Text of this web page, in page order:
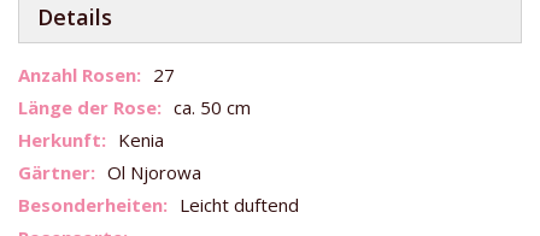
Details
Weitere
Informationen
27
ca. 50 cm
Kenia
Ol Njorowa
Leicht duftend